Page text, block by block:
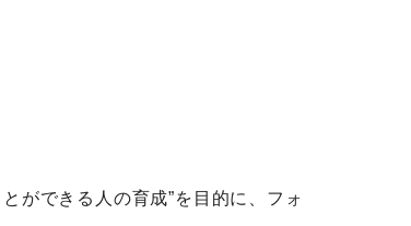
ができる人の育成”を目的に、フォ